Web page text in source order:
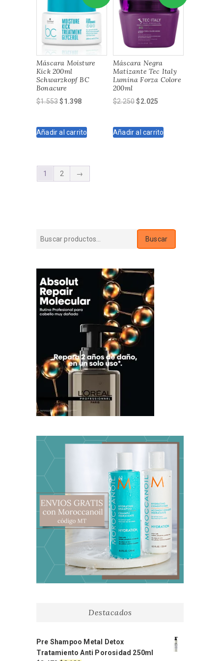
Máscara Moisture
Kick 200ml
Schwarzkopf BC
Bonacure
$1.553El
era:
$1.398El
es:
Añadir al carrito
Máscara Negra
Matizante Tec Italy
Lumina Forza Colore
200ml
$2.250El
era:
$2.025
es:
Añadir al carrito
1 2 →
Buscar
Destacados
Pre Shampoo Metal Detox
Tratamiento Anti Porosidad 250ml